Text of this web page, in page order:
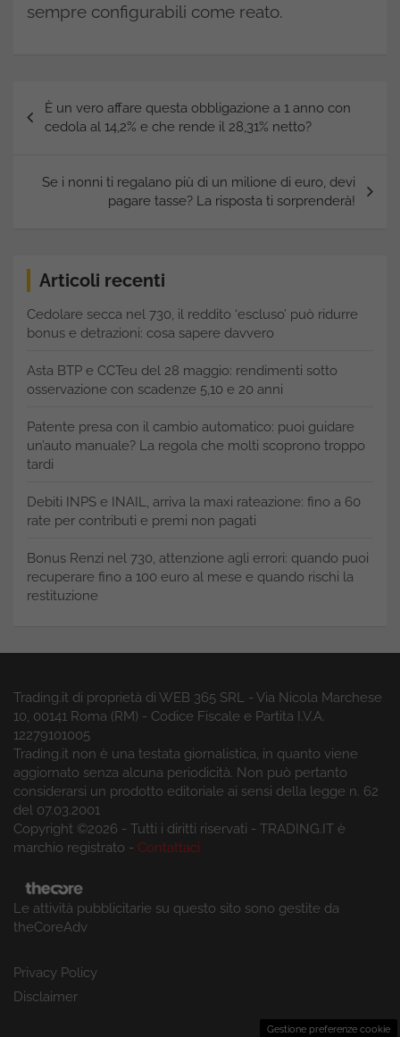
sempre configurabili come reato.
Navigazione
articoli
È un vero affare questa obbligazione a 1 anno con
cedola al 14,2% e che rende il 28,31% netto?
Se i nonni ti regalano più di un milione di euro, devi
pagare tasse? La risposta ti sorprenderà!
Articoli recenti
Cedolare secca nel 730, il reddito ‘escluso’ può ridurre
bonus e detrazioni: cosa sapere davvero
Asta BTP e CCTeu del 28 maggio: rendimenti sotto
osservazione con scadenze 5,10 e 20 anni
Patente presa con il cambio automatico: puoi guidare
un’auto manuale? La regola che molti scoprono troppo
tardi
Debiti INPS e INAIL, arriva la maxi rateazione: fino a 60
rate per contributi e premi non pagati
Bonus Renzi nel 730, attenzione agli errori: quando puoi
recuperare fino a 100 euro al mese e quando rischi la
restituzione
Trading.it di proprietà di WEB 365 SRL - Via Nicola Marchese
10, 00141 Roma (RM) - Codice Fiscale e Partita I.V.A.
12279101005
Trading.it non è una testata giornalistica, in quanto viene
aggiornato senza alcuna periodicità. Non può pertanto
considerarsi un prodotto editoriale ai sensi della legge n. 62
del 07.03.2001
Copyright ©2026 - Tutti i diritti riservati - TRADING.IT è
marchio registrato - Contattaci
Le attività pubblicitarie su questo sito sono gestite da
theCoreAdv
Privacy Policy
Disclaimer
Gestione preferenze cookie